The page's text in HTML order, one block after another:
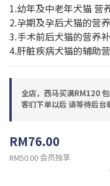
1.幼年及中老年犬猫 营
2.孕期及孕后犬猫的营
3.手术前后犬猫的营养
4.肝脏疾病犬猫的辅助
全店，西马买满RM120
客们下单以后 请等待后台
RM76.00
RM50.00 会员独享